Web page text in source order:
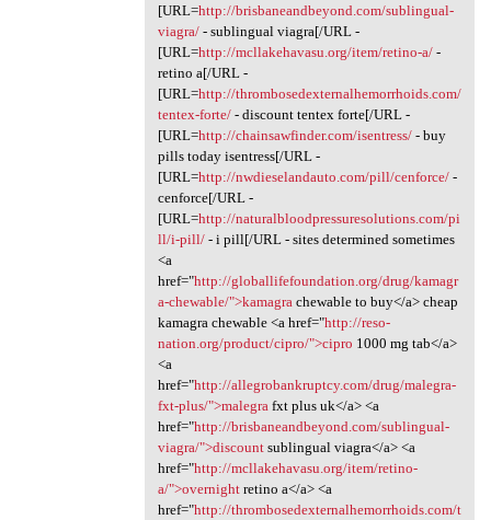
[URL=http://brisbaneandbeyond.com/sublingual-
viagra/- sublingual viagra[/URL -
[URL=http://mcllakehavasu.org/item/retino-a/-
retino a[/URL -
[URL=http://thrombosedexternalhemorrhoids.com/
tentex-forte/- discount tentex forte[/URL -
[URL=http://chainsawfinder.com/isentress/- buy
pills today isentress[/URL -
[URL=http://nwdieselandauto.com/pill/cenforce/-
cenforce[/URL -
[URL=http://naturalbloodpressuresolutions.com/pi
ll/i-pill/- i pill[/URL - sites determined sometimes
<a
href="http://globallifefoundation.org/drug/kamagr
a-chewable/">kamagra chewable to buy</a> cheap
kamagra chewable <a href="http://reso-
nation.org/product/cipro/">cipro 1000 mg tab</a>
<a
href="http://allegrobankruptcy.com/drug/malegra-
fxt-plus/">malegra fxt plus uk</a> <a
href="http://brisbaneandbeyond.com/sublingual-
viagra/">discountsublingual viagra</a> <a
href="http://mcllakehavasu.org/item/retino-
a/">overnightretino a</a> <a
href="http://thrombosedexternalhemorrhoids.com/t